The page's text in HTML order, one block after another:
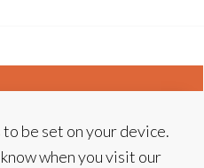
be set on your device.
when you visit our